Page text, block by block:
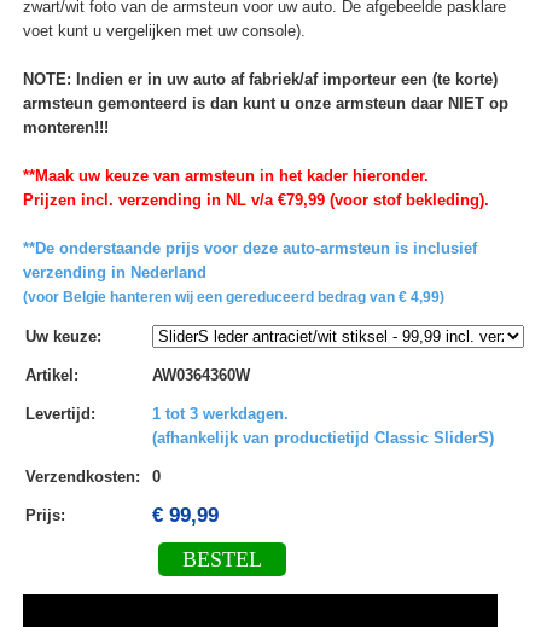
zwart/wit foto van de armsteun voor uw auto. De afgebeelde pasklare
voet kunt u vergelijken met uw console).
NOTE: Indien er in uw auto af fabriek/af importeur een (te korte)
armsteun gemonteerd is dan kunt u onze armsteun daar NIET op
monteren!!!
**Maak uw keuze van armsteun in het kader hieronder.
Prijzen incl. verzending in NL v/a €79,99 (voor stof bekleding).
**De onderstaande prijs voor deze auto-armsteun is inclusief
verzending in Nederland
(voor Belgie hanteren wij een gereduceerd bedrag van € 4,99)
Uw keuze:
Artikel : AW0364360W
Levertijd :
1 tot 3 werkdagen.
(afhankelijk van productietijd Classic SliderS)
Verzendkosten: 0
Prijs: € 99,99
BESTEL